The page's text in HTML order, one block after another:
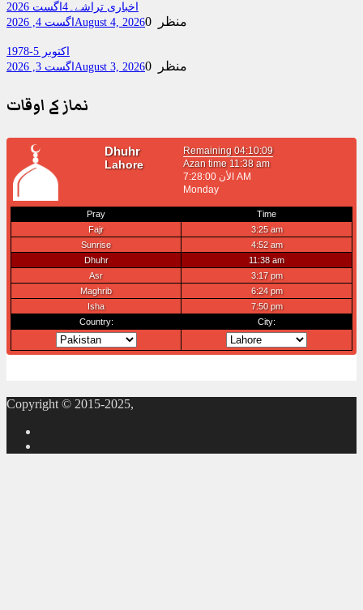
اخباری تراشے۔4اگست 2026
اگست 4, 2026 August 4, 2026 0 منظر
اکتوبر 5-1978
اگست 3, 2026 August 3, 2026 0 منظر
نماز کے اوقات
Copyright © 2015-2025,